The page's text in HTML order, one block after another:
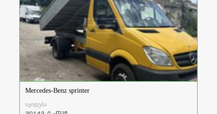
Mercedes-Benz sprinter
იყიდება